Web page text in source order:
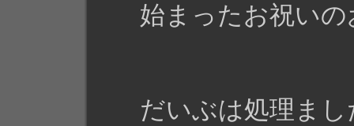
始まったお祝いの
だいぶは処理まし